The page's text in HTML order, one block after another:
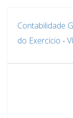
Contabilidade
do Exercício -